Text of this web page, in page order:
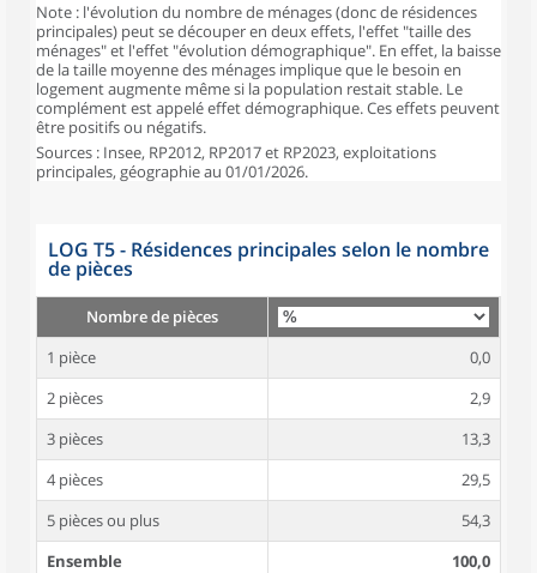
Note : l'évolution du nombre de ménages (donc de résidences
principales) peut se découper en deux effets, l'effet "taille des
ménages" et l'effet "évolution démographique". En effet, la baisse
de la taille moyenne des ménages implique que le besoin en
logement augmente même si la population restait stable. Le
complément est appelé effet démographique. Ces effets peuvent
être positifs ou négatifs.
Sources : Insee, RP2012, RP2017 et RP2023, exploitations
principales, géographie au 01/01/2026.
LOG T5 - Résidences principales selon le nombre
de pièces
Nombre de pièces
1 pièce
0,0
2 pièces
2,9
3 pièces
13,3
4 pièces
29,5
5 pièces ou plus
54,3
Ensemble
100,0